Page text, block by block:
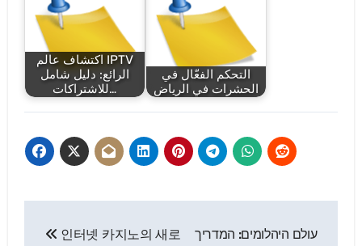
اكتشاف عالم IPTV
الرائع: دليل شامل
للاشتراكات…
التحكم الفعّال في
الحشرات في الرياض
인터넷 카지노의 새로 עולם היהלומים: המדריך